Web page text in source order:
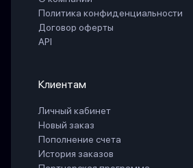
Политика конфиденциальности
Договор оферты
API
Клиентам
Личный кабинет
Новый заказ
Пополнение счета
История заказов